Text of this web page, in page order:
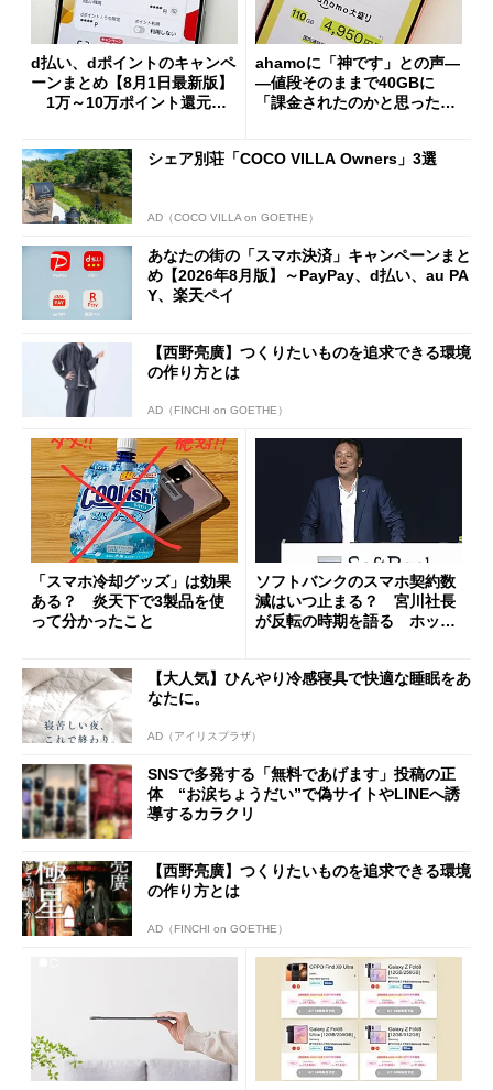
d払い、dポイントのキャンペ
ーンまとめ【8月1日最新版】
1万～10万ポイント還元の
ahamoに「神です」との声―
―値段そのままで40GBに
「課金されたのかと思った」
シェア別荘「COCO VILLA Owners」3選
AD（COCO VILLA on GOETHE）
あなたの街の「スマホ決済」キャンペーンまと
め【2026年8月版】～PayPay、d払い、au PA
Y、楽天ペイ
【西野亮廣】つくりたいものを追求できる環境
の作り方とは
AD（FINCHI on GOETHE）
「スマホ冷却グッズ」は効果
ある？ 炎天下で3製品を使
って分かったこと
ソフトバンクのスマホ契約数
減はいつ止まる？ 宮川社長
が反転の時期を語る ホッピ
【大人気】ひんやり冷感寝具で快適な睡眠をあ
なたに。
AD（アイリスプラザ）
SNSで多発する「無料であげます」投稿の正
体 “お涙ちょうだい”で偽サイトやLINEへ誘
導するカラクリ
【西野亮廣】つくりたいものを追求できる環境
の作り方とは
AD（FINCHI on GOETHE）